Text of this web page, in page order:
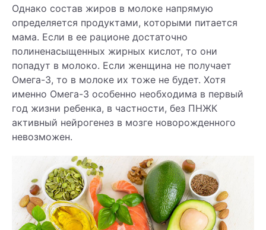
Однако состав жиров в молоке напрямую
определяется продуктами, которыми питается
мама. Если в ее рационе достаточно
полиненасыщенных жирных кислот, то они
попадут в молоко. Если женщина не получает
Омега-3, то в молоке их тоже не будет. Хотя
именно Омега-3 особенно необходима в первый
год жизни ребенка, в частности, без ПНЖК
активный нейрогенез в мозге новорожденного
невозможен.